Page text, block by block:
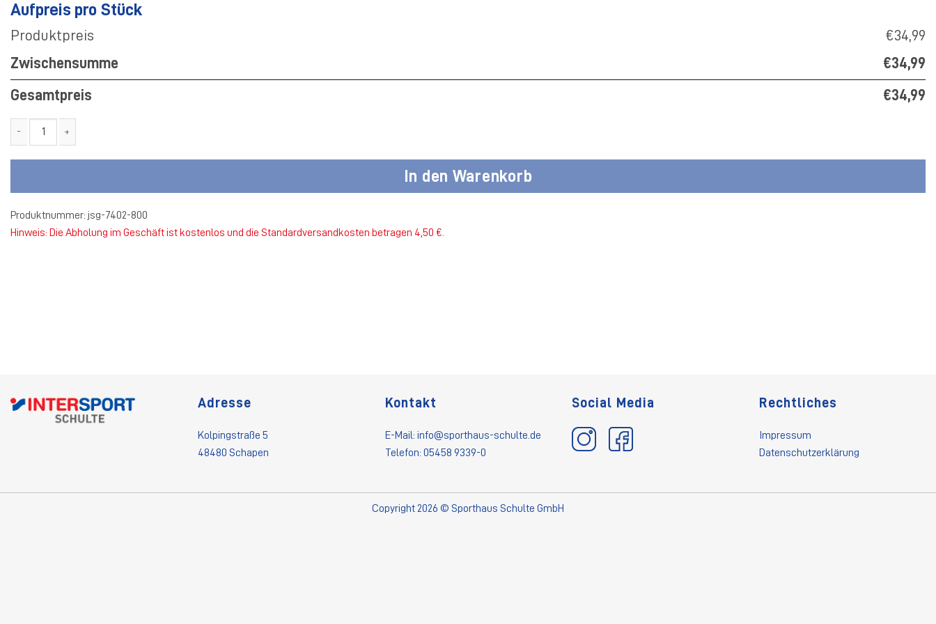
Aufpreis pro Stück
Produktpreis
€34,99
Zwischensumme
€34,99
Gesamtpreis €34,99
In den Warenkorb
Produktnummer: jsg-7402-800
Hinweis: Die Abholung im Geschäft ist kostenlos und die Standardversandkosten betragen 4,50 €.
Adresse
Kolpingstraße 5
48480 Schapen
Kontakt
E-Mail: info@sporthaus-schulte.de
Telefon: 05458 9339-0
Social Media Rechtliches
Impressum
Datenschutzerklärung
Copyright 2026 © Sporthaus Schulte GmbH